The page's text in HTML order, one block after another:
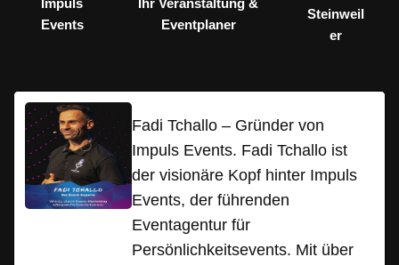
Impuls
Events
Ihr Veranstaltung &
Eventplaner
Steinweil
er
Fadi Tchallo – Gründer von
Impuls Events. Fadi Tchallo ist
der visionäre Kopf hinter Impuls
Events, der führenden
Eventagentur für
Persönlichkeitsevents. Mit über